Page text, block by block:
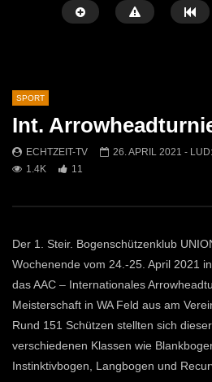
60 Jahre FC Kammern – Ein Jubiläum
ECHTZEIT-TV
29. JUNI 2026
SPORT
Int.
ECHTZEIT-TV 26. APRIL 2021 - LUD:
1.4K
11
Der 1. Steir. Bogenschützenklub
Wochenende vom 24.-25. April 2021
das AAC – Internationales
Meisterschaft in WA Feld aus am
Rund 151 Schützen stellten sich
verschiedenen Klassen wie
Instinktivbogen, Langbogen und